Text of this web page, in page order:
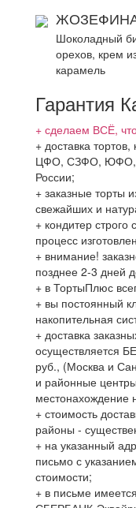
Шоколадный
орехов, крем
карамель
Гарантия
+ сделаем ВСЁ,
+ доставка
ЦФО, СЗФО,
России;
+ заказные торты
свежайших и
+ кондитер строго
процесс
+ внимание!
позднее 2-3 дней
+ в ТортыПлюс
+ вы постоянный
накопительная
+ доставка
осуществляется
руб., (Москва и
и районные
местонахождение
+ стоимость
районы -
+ на указанный
письмо с
стоимости;
+ в письме